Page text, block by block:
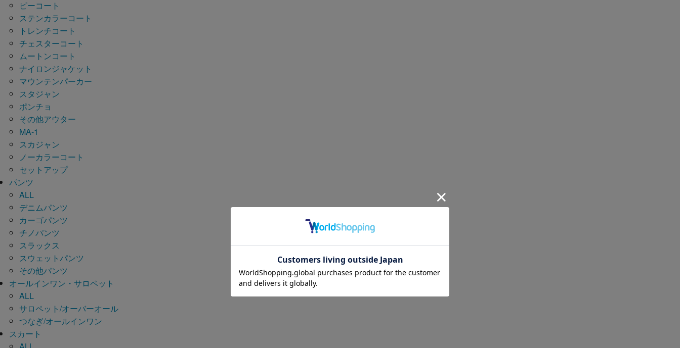
ピーコート
ステンカラーコート
トレンチコート
チェスターコート
ムートンコート
ナイロンジャケット
マウンテンパーカー
スタジャン
ポンチョ
その他アウター
MA-1
スカジャン
ノーカラーコート
セットアップ
パンツ
ALL
デニムパンツ
カーゴパンツ
チノパンツ
スラックス
スウェットパンツ
その他パンツ
オールインワン・サロペット
ALL
サロペット/オーバーオール
つなぎ/オールインワン
スカート